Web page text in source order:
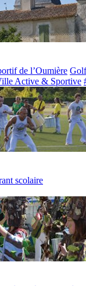
de l’Oumière
Active & Sportive
scolaire